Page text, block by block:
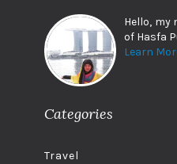
Hello, my
of Hasfa
Learn
Categories
Travel